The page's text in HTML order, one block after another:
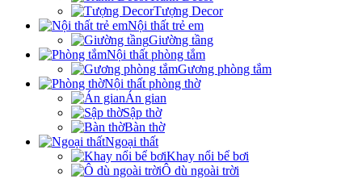
Tượng Decor
Nội thất trẻ em
Giường tầng
Nội thất phòng tắm
Gương phòng tắm
Nội thất phòng thờ
Án gian
Sập thờ
Bàn thờ
Ngoại thất
Khay nổi bể bơi
Ô dù ngoài trời